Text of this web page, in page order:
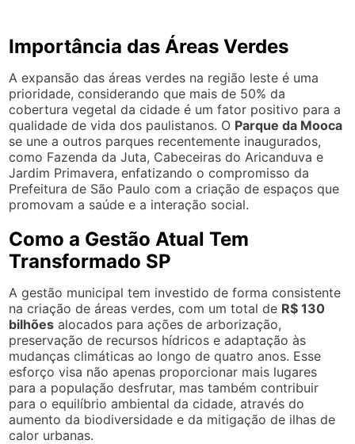
Importância das Áreas Verdes
A expansão das áreas verdes na região leste é uma
prioridade, considerando que mais de 50% da
cobertura vegetal da cidade é um fator positivo para a
qualidade de vida dos paulistanos. O Parque da Mooca
se une a outros parques recentemente inaugurados,
como Fazenda da Juta, Cabeceiras do Aricanduva e
Jardim Primavera, enfatizando o compromisso da
Prefeitura de São Paulo com a criação de espaços que
promovam a saúde e a interação social.
Como a Gestão Atual Tem
Transformado SP
A gestão municipal tem investido de forma consistente
na criação de áreas verdes, com um total de R$ 130
bilhões alocados para ações de arborização,
preservação de recursos hídricos e adaptação às
mudanças climáticas ao longo de quatro anos. Esse
esforço visa não apenas proporcionar mais lugares
para a população desfrutar, mas também contribuir
para o equilíbrio ambiental da cidade, através do
aumento da biodiversidade e da mitigação de ilhas de
calor urbanas.